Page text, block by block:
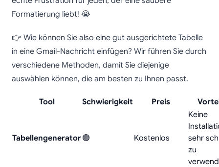
Formatierung liebt! 😭
👉 Wie können Sie also eine gut ausgerichtete Tabelle
in eine Gmail-Nachricht einfügen? Wir führen Sie durch
verschiedene Methoden, damit Sie diejenige
auswählen können, die am besten zu Ihnen passt.
Tool Schwierigkeit Preis
Tabellengenerator🟢 Kostenlos
Keine
sehr
zu